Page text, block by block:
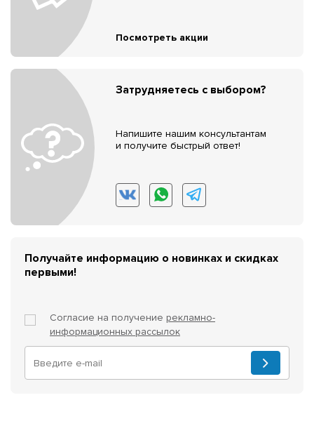
Посмотреть акции
Затрудняетесь с выбором?
Напишите нашим консультантам
и получите быстрый ответ!
Получайте информацию о новинках и скидках
первыми!
Согласие на получение рекламно-
информационных рассылок